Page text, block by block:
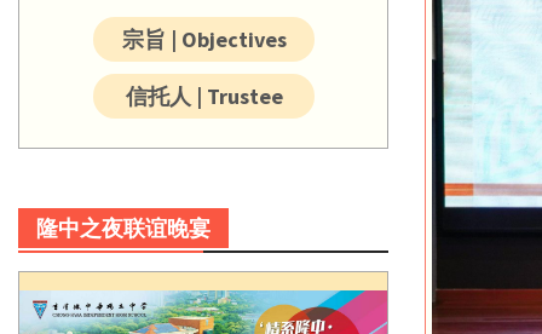
宗旨 | Objectives
信托人 | Trustee
隆中之夜联谊晚宴